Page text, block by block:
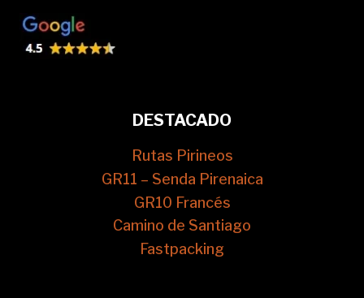
DESTACADO
Rutas Pirineos
GR11 – Senda Pirenaica
GR10 Francés
Camino de Santiago
Fastpacking